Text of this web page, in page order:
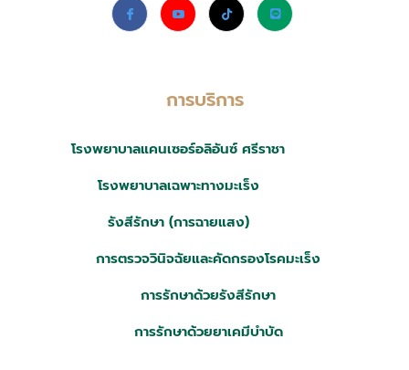
การบริการ
โรงพยาบาลแคนเซอร์อลิอันซ์ ศรีราชา
โรงพยาบาลเฉพาะทางมะเร็ง
รังสีรักษา (การฉายแสง)
การตรวจวินิจฉัยและคัดกรองโรคมะเร็ง
การรักษาด้วยรังสีรักษา
การรักษาด้วยยาเคมีบำบัด